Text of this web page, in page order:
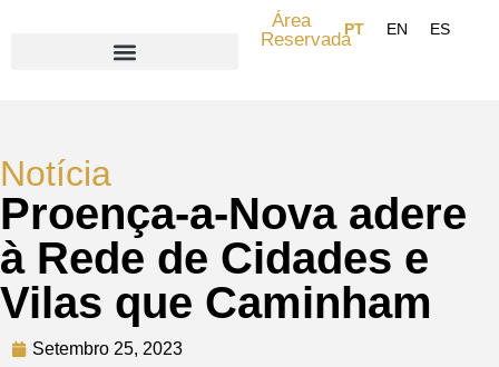
Área
Reservada
Notícia
Proença-a-Nova adere
à Rede de Cidades e
Vilas que Caminham
Setembro 25, 2023